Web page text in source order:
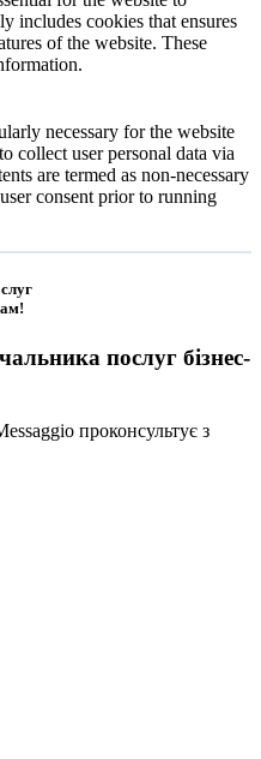
includes cookies that ensures
of the website. These
necessary for the website
collect user personal data via
are termed as non-necessary
consent prior to running
!
послуг бізнес-
проконсультує з